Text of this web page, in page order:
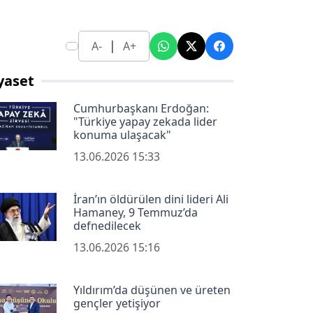
A- | A+
Cumhurbaşkanı Erdoğan:
"Türkiye yapay zekada lider
konuma ulaşacak"
13.06.2026 15:33
İran’ın öldürülen dini lideri Ali
Hamaney, 9 Temmuz’da
defnedilecek
13.06.2026 15:16
Yıldırım’da düşünen ve üreten
gençler yetişiyor